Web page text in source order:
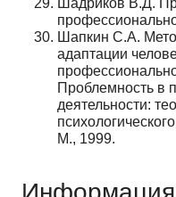
Шапкин С.А.
адаптации
Проблемность в
деятельности:
М., 1999.